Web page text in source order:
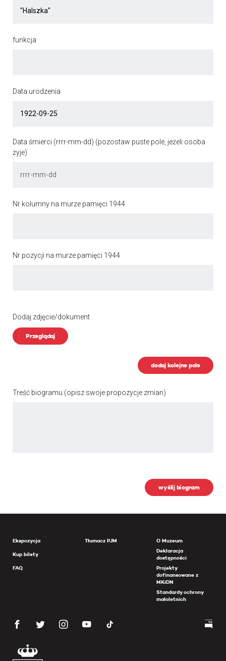
funkcja
Data urodzenia
Data śmierci (rrrr-mm-dd) (pozostaw puste pole, jeżeli osoba
żyje)
Nr kolumny na murze pamięci 1944
Nr pozycji na murze pamięci 1944
Dodaj zdjęcie/dokument
Przeglądaj
dodaj kolejne pole
Treść biogramu (opisz swoje propozycje zmian)
wyślij biogram
Ekspozycja
Kup bilety
FAQ
Tłumacz PJM
O Muzeum
Deklaracja
dostępności
Projekty
dofinansowane z
MKiDN
Standardy ochrony
małoletnich